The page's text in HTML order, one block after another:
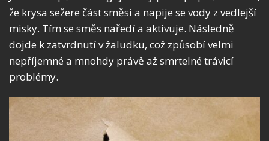
že krysa sežere část směsi a napije se vody z vedlejší
misky. Tím se směs naředí a aktivuje. Následně
dojde k zatvrdnutí v žaludku, což způsobí velmi
nepříjemné a mnohdy právě až smrtelné trávicí
problémy.